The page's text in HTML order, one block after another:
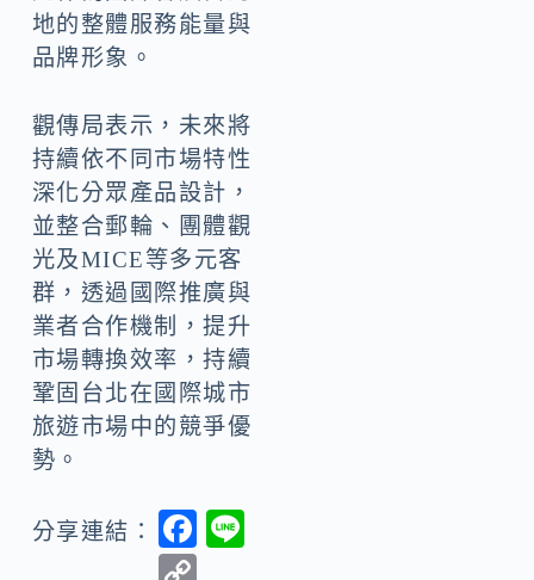
地的整體服務能量與
品牌形象。
觀傳局表示，未來將
持續依不同市場特性
深化分眾產品設計，
並整合郵輪、團體觀
光及MICE等多元客
群，透過國際推廣與
業者合作機制，提升
市場轉換效率，持續
鞏固台北在國際城市
旅遊市場中的競爭優
勢。
分享連結：
F